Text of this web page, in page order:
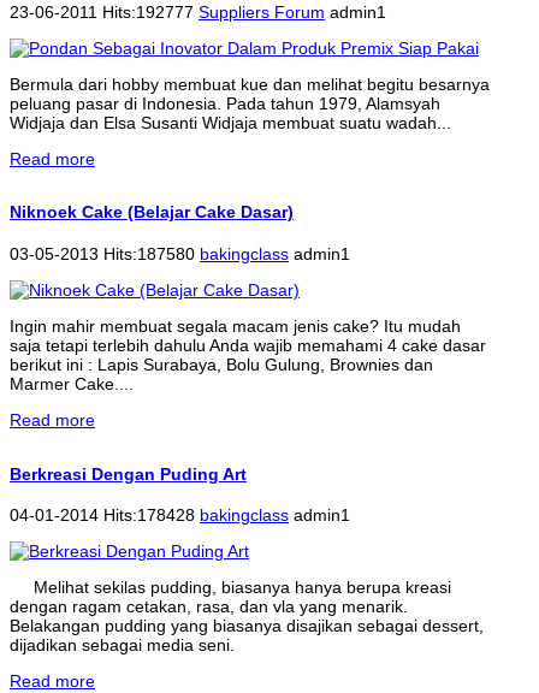
23-06-2011 Hits:192777 Suppliers Forum admin1
Bermula dari hobby membuat kue dan melihat begitu besarnya
peluang pasar di Indonesia. Pada tahun 1979, Alamsyah
Widjaja dan Elsa Susanti Widjaja membuat suatu wadah...
Read more
Niknoek Cake (Belajar Cake Dasar)
03-05-2013 Hits:187580 bakingclass admin1
Ingin mahir membuat segala macam jenis cake? Itu mudah
saja tetapi terlebih dahulu Anda wajib memahami 4 cake dasar
berikut ini : Lapis Surabaya, Bolu Gulung, Brownies dan
Marmer Cake....
Read more
Berkreasi Dengan Puding Art
04-01-2014 Hits:178428 bakingclass admin1
Melihat sekilas pudding, biasanya hanya berupa kreasi
dengan ragam cetakan, rasa, dan vla yang menarik.
Belakangan pudding yang biasanya disajikan sebagai dessert,
dijadikan sebagai media seni.
Read more